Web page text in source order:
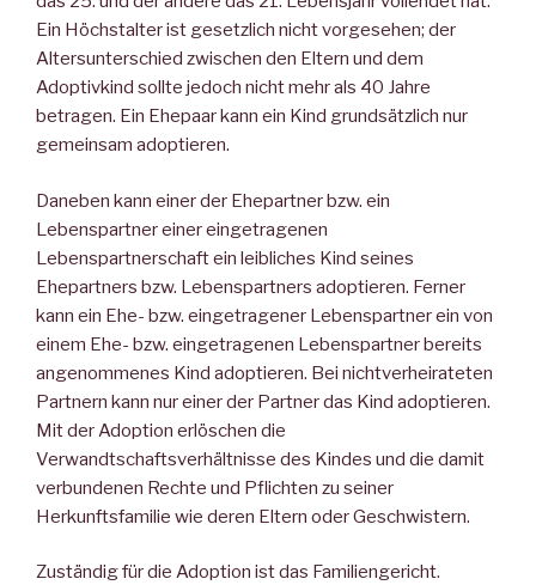
Ein Höchstalter ist gesetzlich nicht vorgesehen; der
Altersunterschied zwischen den Eltern und dem
Adoptivkind sollte jedoch nicht mehr als 40 Jahre
betragen. Ein Ehepaar kann ein Kind grundsätzlich nur
gemeinsam adoptieren.
Daneben kann einer der Ehepartner bzw. ein
Lebenspartner einer eingetragenen
Lebenspartnerschaft ein leibliches Kind seines
Ehepartners bzw. Lebenspartners adoptieren. Ferner
kann ein Ehe- bzw. eingetragener Lebenspartner ein von
einem Ehe- bzw. eingetragenen Lebenspartner bereits
angenommenes Kind adoptieren. Bei nichtverheirateten
Partnern kann nur einer der Partner das Kind adoptieren.
Mit der Adoption erlöschen die
Verwandtschaftsverhältnisse des Kindes und die damit
verbundenen Rechte und Pflichten zu seiner
Herkunftsfamilie wie deren Eltern oder Geschwistern.
Zuständig für die Adoption ist das Familiengericht.